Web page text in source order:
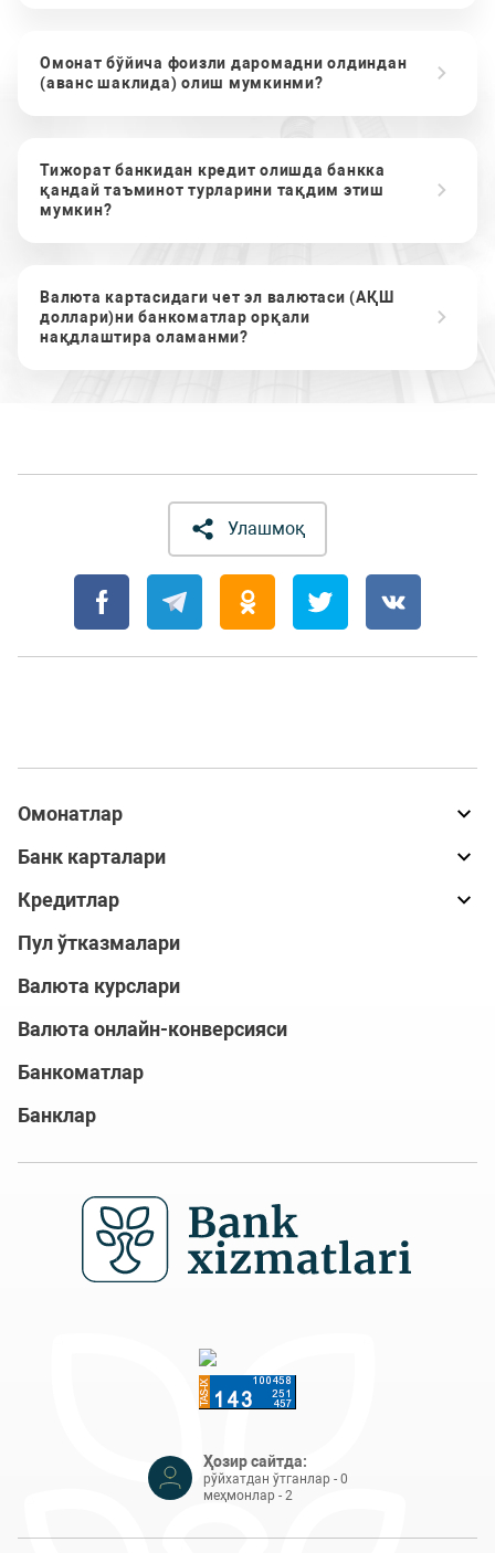
Омонат бўйича фоизли даромадни олдиндан
(аванс шаклида) олиш мумкинми?
Тижорат банкидан кредит олишда банкка
қандай таъминот турларини тақдим этиш
мумкин?
Валюта картасидаги чет эл валютаси (АҚШ
доллари)ни банкоматлар орқали
нақдлаштира оламанми?
Улашмоқ
Омонатлар
Банк карталари
Кредитлар
Пул ўтказмалари
Валюта курслари
Валюта онлайн-конверсияси
Банкоматлар
Банклар
Ҳозир сайтда:
рўйхатдан ўтганлар - 0
меҳмонлар - 2